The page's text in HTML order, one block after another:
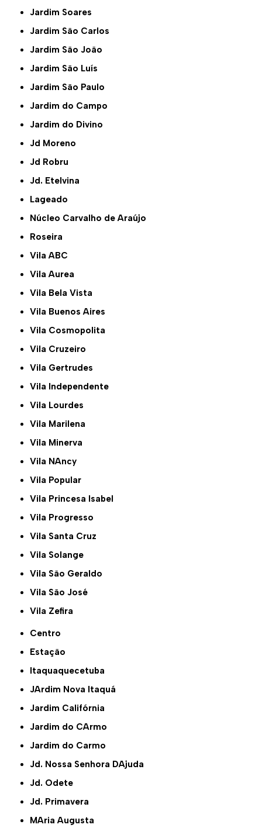
Jardim Soares
Jardim São Carlos
Jardim São João
Jardim São Luís
Jardim São Paulo
Jardim do Campo
Jardim do Divino
Jd Moreno
Jd Robru
Jd. Etelvina
Lageado
Núcleo Carvalho de Araújo
Roseira
Vila ABC
Vila Aurea
Vila Bela Vista
Vila Buenos Aires
Vila Cosmopolita
Vila Cruzeiro
Vila Gertrudes
Vila Independente
Vila Lourdes
Vila Marilena
Vila Minerva
Vila NAncy
Vila Popular
Vila Princesa Isabel
Vila Progresso
Vila Santa Cruz
Vila Solange
Vila São Geraldo
Vila São José
Vila Zefira
Centro
Estação
Itaquaquecetuba
JArdim Nova Itaquá
Jardim Califórnia
Jardim do CArmo
Jardim do Carmo
Jd. Nossa Senhora DAjuda
Jd. Odete
Jd. Primavera
MAria Augusta